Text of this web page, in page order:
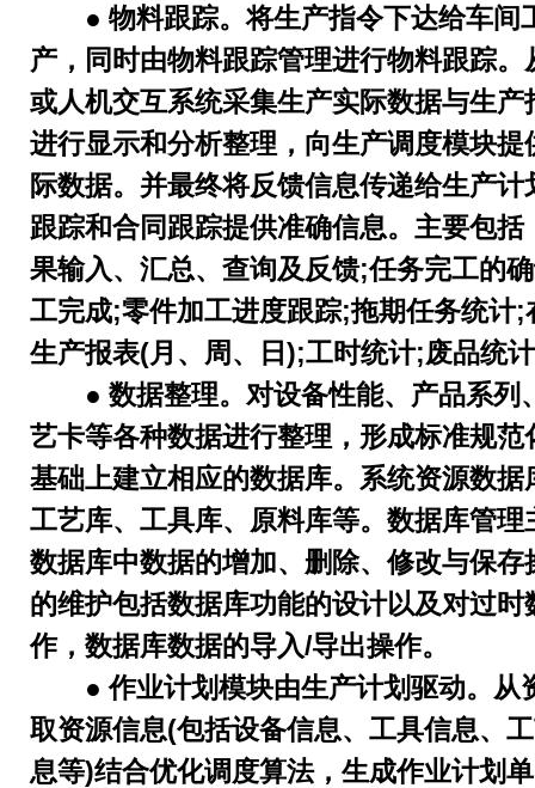
● 物料跟踪。将生产指令下达给车间
产，同时由物料跟踪管理进行物料跟踪。
或人机交互系统采集生产实际数据与生产
进行显示和分析整理，向生产调度模块提
际数据。并最终将反馈信息传递给生产
跟踪和合同跟踪提供准确信息。主要包括
果输入、汇总、查询及反馈;任务完工的
工完成;零件加工进度跟踪;拖期任务统计
生产报表(月、周、日);工时统计;废品统
● 数据整理。对设备性能、产品系列
艺卡等各种数据进行整理，形成标准规范
基础上建立相应的数据库。系统资源数据
工艺库、工具库、原料库等。数据库管理
数据库中数据的增加、删除、修改与保存
的维护包括数据库功能的设计以及对过时
作，数据库数据的导入/导出操作。
● 作业计划模块由生产计划驱动。从
取资源信息(包括设备信息、工具信息、
息等)结合优化调度算法，生成作业计划